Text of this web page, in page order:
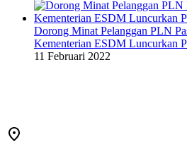
Dorong Minat Pelanggan PLN
Kementerian ESDM Luncurkan
11 Februari 2022